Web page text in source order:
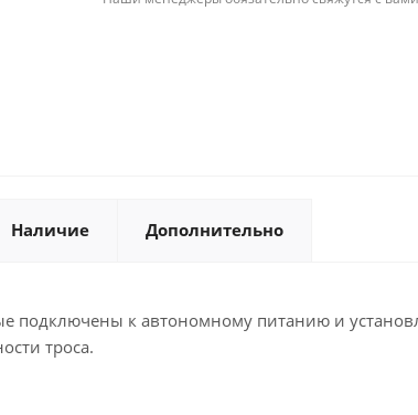
Наличие Дополнительно
подключены к автономному питанию и
троса.